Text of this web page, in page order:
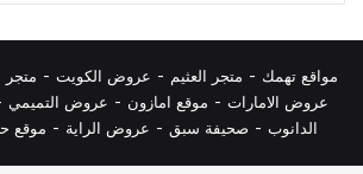
مواقع تهمك - متجر العثيم - عروض الكويت - متجر
عروض الامارات - موقع امازون - عروض التميمي
الدانوب - صحيفة سبق - عروض الراية - موقع